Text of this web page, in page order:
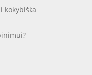
kokybiška